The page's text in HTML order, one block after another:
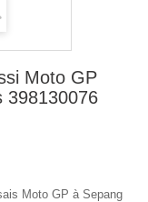
Moto GP
398130076
Moto GP à Sepang